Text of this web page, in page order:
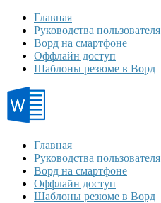
Главная
Руководства пользователя
Ворд на смартфоне
Оффлайн доступ
Шаблоны резюме в Ворд
Главная
Руководства пользователя
Ворд на смартфоне
Оффлайн доступ
Шаблоны резюме в Ворд